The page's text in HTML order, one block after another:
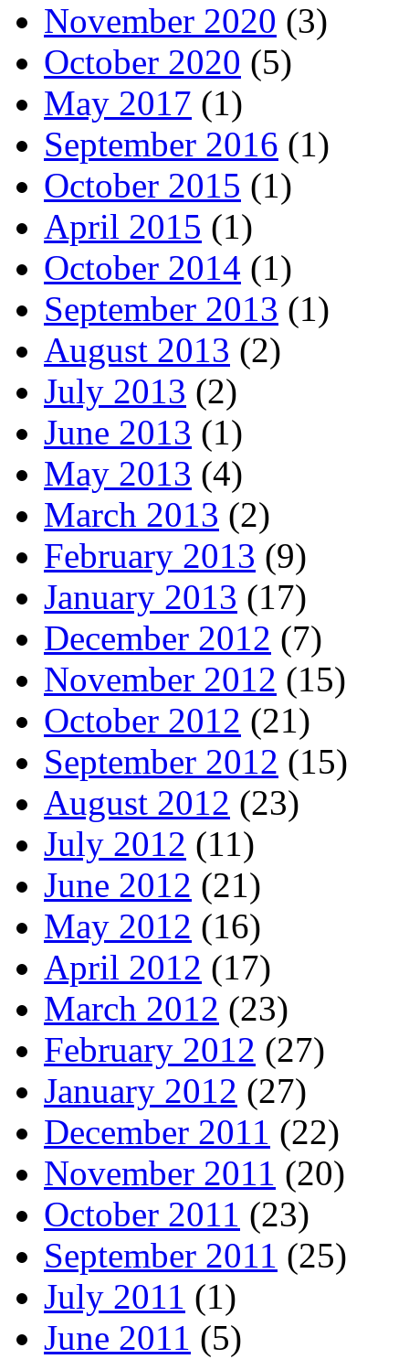
November 2020 (3)
October 2020 (5)
May 2017 (1)
September 2016 (1)
October 2015 (1)
April 2015 (1)
October 2014 (1)
September 2013 (1)
August 2013 (2)
July 2013 (2)
June 2013 (1)
May 2013 (4)
March 2013 (2)
February 2013 (9)
January 2013 (17)
December 2012 (7)
November 2012 (15)
October 2012 (21)
September 2012 (15)
August 2012 (23)
July 2012 (11)
June 2012 (21)
May 2012 (16)
April 2012 (17)
March 2012 (23)
February 2012 (27)
January 2012 (27)
December 2011 (22)
November 2011 (20)
October 2011 (23)
September 2011 (25)
July 2011 (1)
June 2011 (5)